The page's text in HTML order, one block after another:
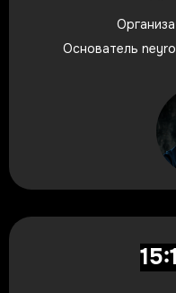
Основатель